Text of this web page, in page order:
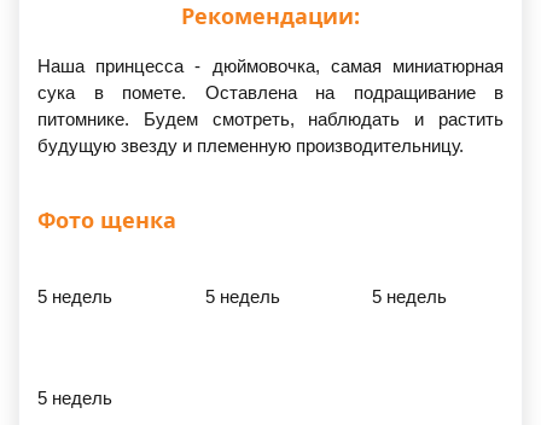
Рекомендации:
Наша принцесса - дюймовочка, самая миниатюрная
сука в помете. Оставлена на подращивание в
питомнике. Будем смотреть, наблюдать и растить
будущую звезду и племенную производительницу.
Фото щенка
5 недель 5 недель 5 недель
5 недель